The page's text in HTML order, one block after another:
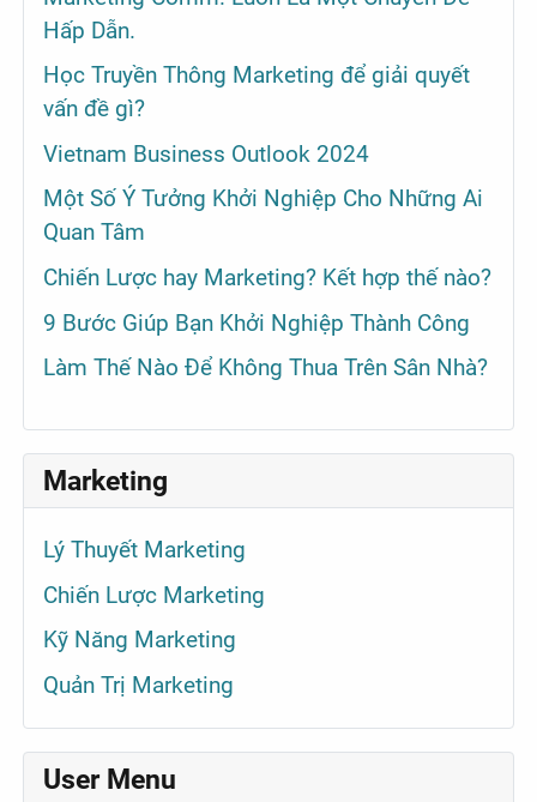
Hấp Dẫn.
Học Truyền Thông Marketing để giải quyết
vấn đề gì?
Vietnam Business Outlook 2024
Một Số Ý Tưởng Khởi Nghiệp Cho Những Ai
Quan Tâm
Chiến Lược hay Marketing? Kết hợp thế nào?
9 Bước Giúp Bạn Khởi Nghiệp Thành Công
Làm Thế Nào Để Không Thua Trên Sân Nhà?
Marketing
Lý Thuyết Marketing
Chiến Lược Marketing
Kỹ Năng Marketing
Quản Trị Marketing
User Menu